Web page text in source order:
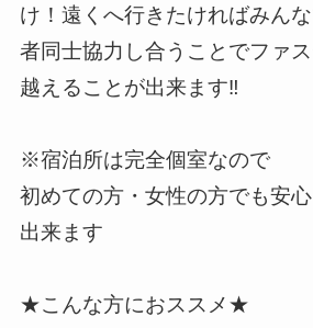
け！遠くへ行きたければみん
者同士協力し合うことでファ
越えることが出来ます‼️
※宿泊所は完全個室なので
初めての方・女性の方でも安
出来ます
★こんな方におススメ★